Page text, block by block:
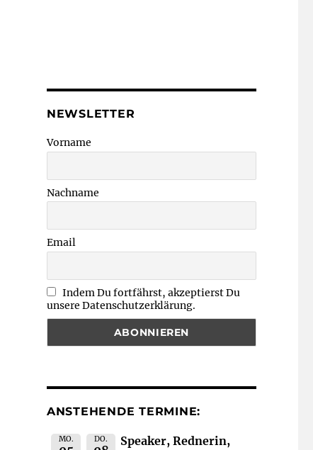
NEWSLETTER
Vorname
Nachname
Email
Indem Du fortfährst, akzeptierst Du
unsere Datenschutzerklärung.
ANSTEHENDE TERMINE:
MO. DO.
Speaker, Rednerin,